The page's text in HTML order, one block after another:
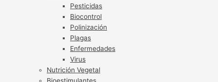
Pesticidas
Biocontrol
Polinización
Plagas
Enfermedades
Virus
Nutrición Vegetal